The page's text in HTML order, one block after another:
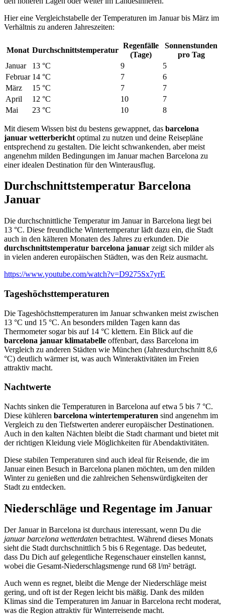
Hier eine Vergleichstabelle der Temperaturen im Januar bis März im
Verhältnis zu anderen Jahreszeiten:
Monat Durchschnittstemperatur
Regenfälle
(Tage)
Sonnenstunden
pro Tag
Januar
13 °C 9
5
Februar 14 °C 7
6
März
15 °C 7
7
April
12 °C 10
7
Mai
23 °C 10 8
Mit diesem Wissen bist du bestens gewappnet, das barcelona
januar wetterbericht optimal zu nutzen und deine Reisepläne
entsprechend zu gestalten. Die leicht schwankenden, aber meist
angenehm milden Bedingungen im Januar machen Barcelona zu
einer idealen Destination für den Winterausflug.
Durchschnittstemperatur Barcelona
Januar
Die durchschnittliche Temperatur im Januar in Barcelona liegt bei
13 °C. Diese freundliche Wintertemperatur lädt dazu ein, die Stadt
auch in den kälteren Monaten des Jahres zu erkunden. Die
durchschnittstemperatur barcelona januar zeigt sich milder als
in vielen anderen europäischen Städten, was den Reiz ausmacht.
https://www.youtube.com/watch?v=D9275Sx7yrE
Tageshöchsttemperaturen
Die Tageshöchsttemperaturen im Januar schwanken meist zwischen
13 °C und 15 °C. An besonders milden Tagen kann das
Thermometer sogar bis auf 14 °C klettern. Ein Blick auf die
barcelona januar klimatabelle offenbart, dass Barcelona im
Vergleich zu anderen Städten wie München (Jahresdurchschnitt 8,6
°C) deutlich wärmer ist, was auch Winteraktivitäten im Freien
attraktiv macht.
Nachtwerte
Nachts sinken die Temperaturen in Barcelona auf etwa 5 bis 7 °C.
Diese kühleren barcelona wintertemperaturen sind angenehm im
Vergleich zu den Tiefstwerten anderer europäischer Destinationen.
Auch in den kalten Nächten bleibt die Stadt charmant und bietet mit
der richtigen Kleidung viele Möglichkeiten für Abendaktivitäten.
Diese stabilen Temperaturen sind auch ideal für Reisende, die im
Januar einen Besuch in Barcelona planen möchten, um den milden
Winter zu genießen und die zahlreichen Sehenswürdigkeiten der
Stadt zu entdecken.
Niederschläge und Regentage im Januar
Der Januar in Barcelona ist durchaus interessant, wenn Du die
januar barcelona wetterdaten betrachtest. Während dieses Monats
sieht die Stadt durchschnittlich 5 bis 6 Regentage. Das bedeutet,
dass Du Dich auf gelegentliche Regenschauer einstellen kannst,
wobei die Gesamt-Niederschlagsmenge rund 68 l/m² beträgt.
Auch wenn es regnet, bleibt die Menge der Niederschläge meist
gering, und oft ist der Regen leicht bis mäßig. Dank des milden
Klimas sind die Temperaturen im Januar in Barcelona recht moderat,
was die Region attraktiv für Winterreisende macht.